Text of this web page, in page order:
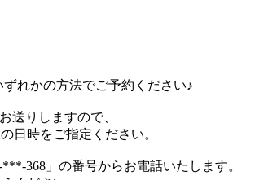
れかの方法でご予約ください♪
送りしますので、
日時をご指定ください。
368」の番号からお電話いたします。